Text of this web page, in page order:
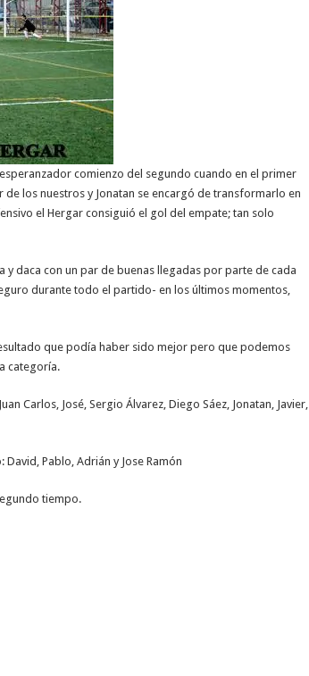
comienzo del segundo cuando en el primer
los nuestros y Jonatan se encargó de transformarlo en
el Hergar consiguió el gol del empate; tan solo
daca con un par de buenas llegadas por parte de cada
durante todo el partido- en los últimos momentos,
que podía haber sido mejor pero que podemos
categoría.
Carlos, José, Sergio Álvarez, Diego Sáez, Jonatan, Javier,
Pablo, Adrián y Jose Ramón
tiempo.